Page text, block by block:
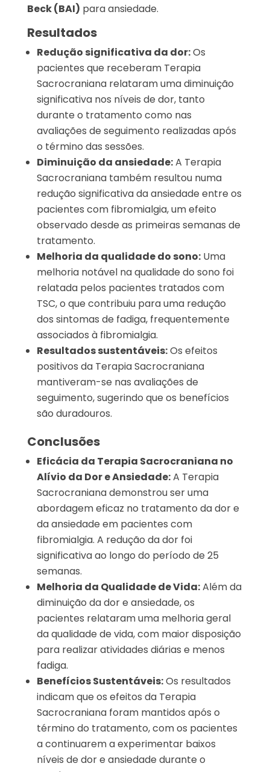
Beck (BAI) para ansiedade.
Resultados
Redução significativa da dor:Os
pacientes que receberam Terapia
Sacrocraniana relataram uma diminuição
significativa nos níveis de dor, tanto
durante o tratamento como nas
avaliações de seguimento realizadas após
o término das sessões.
Diminuição da ansiedade:A Terapia
Sacrocraniana também resultou numa
redução significativa da ansiedade entre os
pacientes com fibromialgia, um efeito
observado desde as primeiras semanas de
tratamento.
Melhoria da qualidade do sono:Uma
melhoria notável na qualidade do sono foi
relatada pelos pacientes tratados com
TSC, o que contribuiu para uma redução
dos sintomas de fadiga, frequentemente
associados à fibromialgia.
Resultados sustentáveis:Os efeitos
positivos da Terapia Sacrocraniana
mantiveram-se nas avaliações de
seguimento, sugerindo que os benefícios
são duradouros.
Conclusões
Eficácia da Terapia Sacrocraniana no
Alívio da Dor e Ansiedade:A Terapia
Sacrocraniana demonstrou ser uma
abordagem eficaz no tratamento da dor e
da ansiedade em pacientes com
fibromialgia. A redução da dor foi
significativa ao longo do período de 25
semanas.
Melhoria da Qualidade de Vida:Além da
diminuição da dor e ansiedade, os
pacientes relataram uma melhoria geral
da qualidade de vida, com maior disposição
para realizar atividades diárias e menos
fadiga.
Benefícios Sustentáveis:Os resultados
indicam que os efeitos da Terapia
Sacrocraniana foram mantidos após o
término do tratamento, com os pacientes
a continuarem a experimentar baixos
níveis de dor e ansiedade durante o